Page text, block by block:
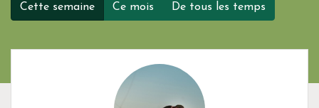
Cette semaine Ce mois De tous les temps